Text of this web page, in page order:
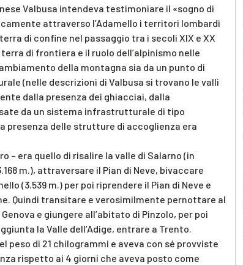
Valbusa intendeva testimoniare il «sogno di
attraverso l’Adamello i territori lombardi
di confine nel passaggio tra i secoli XIX e XX
di frontiera e il ruolo dell’alpinismo nelle
della montagna sia da un punto di
(nelle descrizioni di Valbusa si trovano le valli
dalla presenza dei ghiacciai, dalla
da un sistema infrastrutturale di tipo
presenza delle strutture di accoglienza era
– era quello di risalire la valle di Salarno (in
m.), attraversare il Pian di Neve, bivaccare
(3.539 m.) per poi riprendere il Pian di Neve e
Quindi transitare e verosimilmente pernottare al
e giungere all’abitato di Pinzolo, per poi
la Valle dell’Adige, entrare a Trento.
peso di 21 chilogrammi e aveva con sé provviste
rispetto ai 4 giorni che aveva posto come